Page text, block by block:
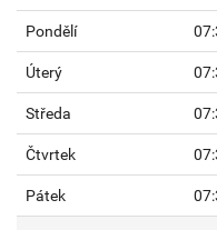
Pondělí
Úterý
Středa
Čtvrtek
Pátek